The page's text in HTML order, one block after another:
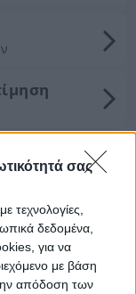
σας
τεχνολογίες,
δεδομένα,
για να
με βάση
απόδοση των
του